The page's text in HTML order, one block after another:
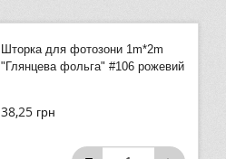
Шторка для фотозони 1m*2m
"Глянцева фольга" #106 рожевий
38,25 грн